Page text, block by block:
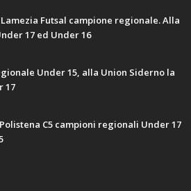
Futsal campione regionale. Alla
17 ed Under 16
Under 15, alla Union Siderno la
17
C5 campioni regionali Under 17